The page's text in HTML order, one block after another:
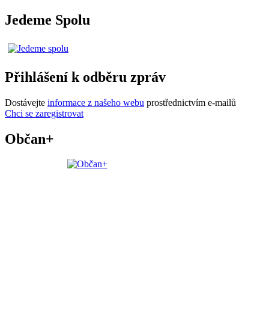
Jedeme Spolu
Přihlášení k odběru zpráv
Dostávejte informace z našeho webu prostřednictvím e-mailů
Chci se zaregistrovat
Občan+